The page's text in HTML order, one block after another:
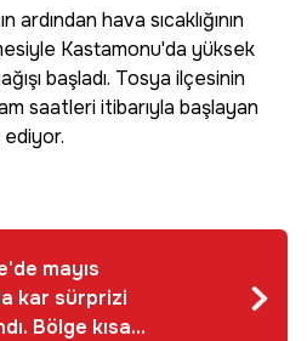
ardından hava sıcaklığının
Kastamonu'da yüksek
başladı. Tosya ilçesinin
saatleri itibarıyla başlayan
ediyor.
mayıs
kar sürprizi
Bölge kısa